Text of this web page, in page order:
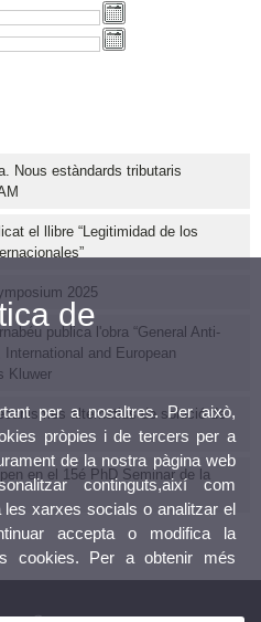
Nous estàndards tributaris
el llibre “Legitimidad de los
2025
publica l'obra “General Anti-
and European
Kluwer
alternatius de solució de
en el 15é PhD Seminar de la
de
per a nosaltres. Per això,
pròpies i de tercers per a
de la nostra pàgina web
continguts,així com
les xarxes socials o analitzar el
accepta o modifica la
cookies. Per a obtenir més